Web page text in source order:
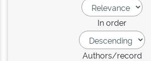
In order
Authors/record